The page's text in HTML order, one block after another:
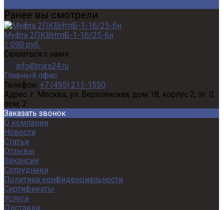
Ранее вы смотрели
Муфта 2ПКВНтпБ-1-16/25-бн
1 090 руб.
Связаться с нами
info@mirs24.ru
Главный офис
Телефон: +7 (495) 211-1550
Адрес: г. Москва, ул. Верхоянская, дом 18, корпус 2, эт. 0,
пом. 2
Заказать звонок
О компании
Новости
Статьи
Отзывы
Вакансии
Сотрудники
Политика конфиденциальности
Сертификаты
Услуги
Доставка